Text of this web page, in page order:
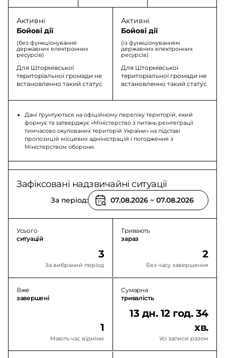
Активні
Бойові дії
(без функціонування
державних електронних
ресурсів)
Для Штормівської
територіальної громади не
встановленно такий статус
Активні
Бойові дії
(із функціонуванням
державних електронних
ресурсів)
Для Штормівської
територіальної громади не
встановленно такий статус
Дані ґрунтуються на офіційному переліку територій, який
формує та затверджує «Міністерство з питань реінтеграції
тимчасово окупованих територій України» на підставі
пропозицій місцевих адміністрацій і погодження з
Міністерством оборони.
Зафіксовані надзвичайні ситуації
За період:
Усього
ситуацій
3
За вибраний період
Тривають
зараз
2
Без часу завершення
Вже
завершені
1
Мають час відміни
Сумарна
тривалість
13 дн. 12 год. 34
хв.
Усі записи разом